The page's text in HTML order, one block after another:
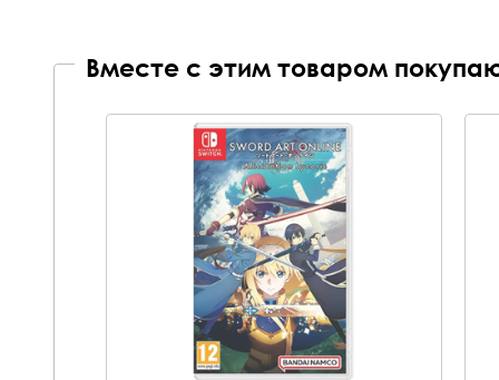
Вместе с этим товаром